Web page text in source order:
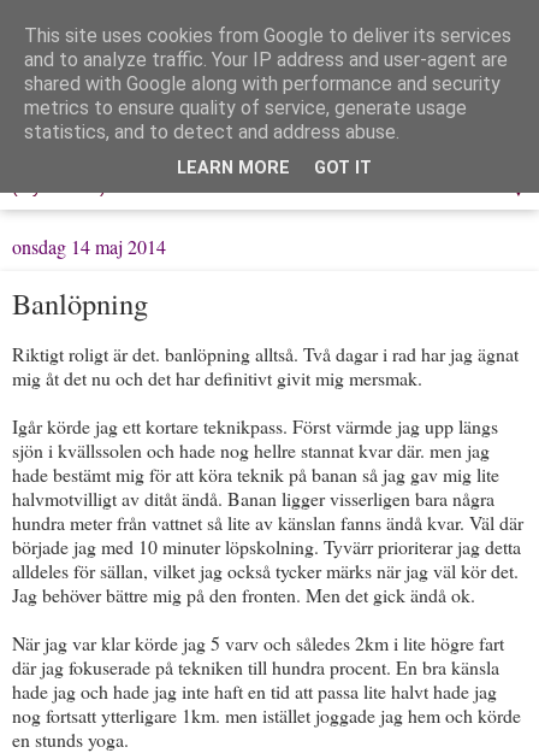
Löpning & Livet
Mitt liv, mina tankar & min träning
▼
onsdag 14 maj 2014
Banlöpning
Riktigt roligt är det. banlöpning alltså. Två dagar i rad har jag ägnat
mig åt det nu och det har definitivt givit mig mersmak.
Igår körde jag ett kortare teknikpass. Först värmde jag upp längs
sjön i kvällssolen och hade nog hellre stannat kvar där. men jag
hade bestämt mig för att köra teknik på banan så jag gav mig lite
halvmotvilligt av ditåt ändå. Banan ligger visserligen bara några
hundra meter från vattnet så lite av känslan fanns ändå kvar. Väl där
började jag med 10 minuter löpskolning. Tyvärr prioriterar jag detta
alldeles för sällan, vilket jag också tycker märks när jag väl kör det.
Jag behöver bättre mig på den fronten. Men det gick ändå ok.
När jag var klar körde jag 5 varv och således 2km i lite högre fart
där jag fokuserade på tekniken till hundra procent. En bra känsla
hade jag och hade jag inte haft en tid att passa lite halvt hade jag
nog fortsatt ytterligare 1km. men istället joggade jag hem och körde
en stunds yoga.
This site uses cookies from Google to deliver its services
and to analyze traffic. Your IP address and user-agent are
shared with Google along with performance and security
metrics to ensure quality of service, generate usage
statistics, and to detect and address abuse.
LEARN MORE GOT IT